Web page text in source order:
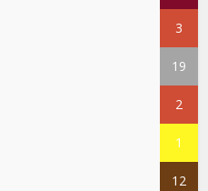
3
19
2
1
12